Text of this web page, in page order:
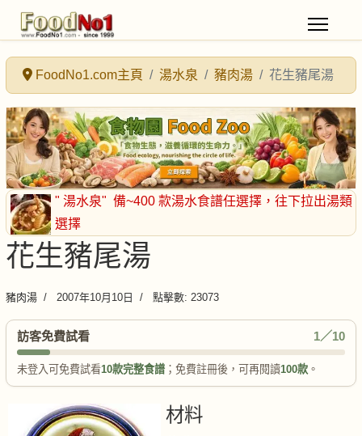
FoodNo1.com主頁 湯水泉 豬肉湯 花生豬尾湯
" 湯水泉" 備~400 款湯水食譜任選擇 ，往下拉出湯類
選擇
花生豬尾湯
豬肉湯 2007年10月10日 點擊數: 23073
訪客免費試看 1／10
未登入可免費試看10款完整食譜 ；免費註冊後，可再閱讀100款 。
材料